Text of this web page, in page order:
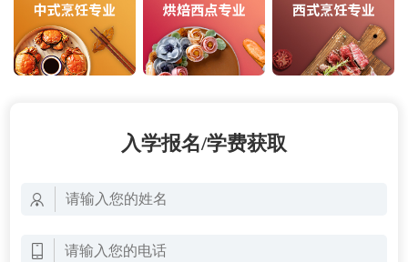
入学报名/学费获取